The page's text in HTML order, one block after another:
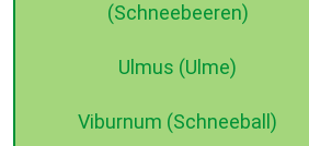
(Schneebeeren)
Ulmus (Ulme)
Viburnum (Schneeball)